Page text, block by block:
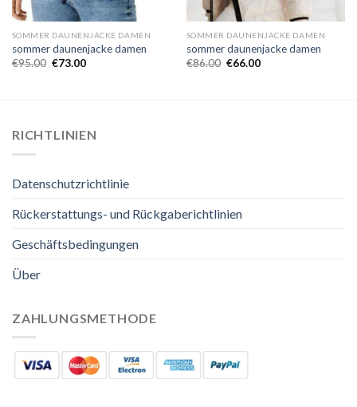
SOMMER DAUNENJACKE DAMEN
sommer daunenjacke damen
€95.00 €73.00
SOMMER DAUNENJACKE DAMEN
sommer daunenjacke damen
€86.00 €66.00
RICHTLINIEN
Datenschutzrichtlinie
Rückerstattungs- und Rückgaberichtlinien
Geschäftsbedingungen
Über
ZAHLUNGSMETHODE